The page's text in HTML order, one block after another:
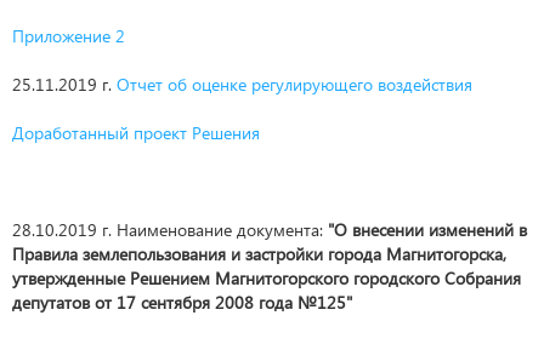
Приложение 2
25.11.2019 г. Отчет об оценке регулирующего воздействия
Доработанный проект Решения
28.10.2019 г. Наименование документа: "О внесении изменений в
Правила землепользования и застройки города Магнитогорска,
утвержденные Решением Магнитогорского городского Собрания
депутатов от 17 сентября 2008 года №125"